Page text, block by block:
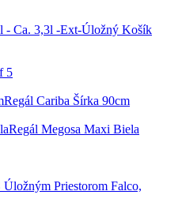
Úložný Košík
5
Regál Cariba Šírka 90cm
Regál Megosa Maxi Biela